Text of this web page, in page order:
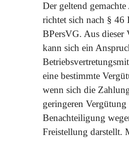
Der geltend
richtet sich nach § 46
BPersVG. Aus dieser
kann sich ein
eine bestimmte
wenn sich die
geringeren Vergütung
Benachteiligung
Freistellung darstellt.